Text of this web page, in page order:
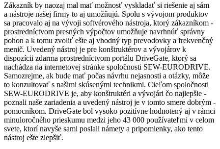
Zákazník by naozaj mal mať možnosť vyskladať si riešenie aj sám
a nástroje našej firmy to aj umožňujú. Spolu s vývojom produktov
sa pracovalo aj na vývoji softvérového nástroja, ktorý zákazníkom ­
prostredníctvom presných výpočtov umožňuje navrhnúť správny
pohon a k tomu zvoliť ešte aj vhodný typ prevodovky a frekvenčný
menič. Uvedený nástroj je pre konštruktérov a vývojárov k
dispozícii zdarma prostredníctvom portálu DriveGate, ktorý sa
nachádza na internetovej stránke spoločnosti SEW-EURODRIVE.
Samozrejme, ak bude mať počas návrhu nejasnosti a otázky, môže
to konzultovať s našimi skúsenými technikmi. Cieľom spoločnosti
SEW-EURODRIVE je, aby konštruktéri a vývojári čo najlepšie ­
poznali naše zariadenia a uvedený nástroj je v tomto smere dobrým ­
pomocníkom. DriveGate bol vysoko pozitívne hodnotený aj v rámci
minuloročného prieskumu medzi jeho 43 000 používateľmi v celom
svete, ktorí navyše sami poslali námety a pripomienky, ako tento
nástroj ešte zlepšiť.